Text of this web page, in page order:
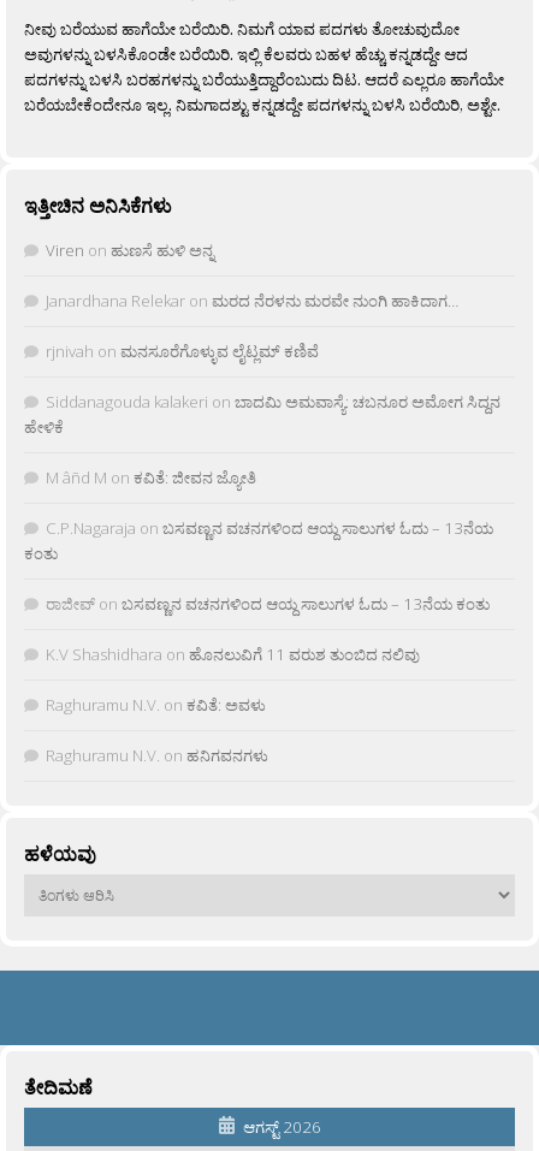
ನೀವು ಬರೆಯುವ ಹಾಗೆಯೇ ಬರೆಯಿರಿ. ನಿಮಗೆ ಯಾವ ಪದಗಳು ತೋಚುವುದೋ
ಅವುಗಳನ್ನು ಬಳಸಿಕೊಂಡೇ ಬರೆಯಿರಿ. ಇಲ್ಲಿ ಕೆಲವರು ಬಹಳ ಹೆಚ್ಚು ಕನ್ನಡದ್ದೇ ಆದ
ಪದಗಳನ್ನು ಬಳಸಿ ಬರಹಗಳನ್ನು ಬರೆಯುತ್ತಿದ್ದಾರೆಂಬುದು ದಿಟ. ಆದರೆ ಎಲ್ಲರೂ ಹಾಗೆಯೇ
ಬರೆಯಬೇಕೆಂದೇನೂ ಇಲ್ಲ. ನಿಮಗಾದಶ್ಟು ಕನ್ನಡದ್ದೇ ಪದಗಳನ್ನು ಬಳಸಿ ಬರೆಯಿರಿ, ಅಶ್ಟೇ.
ಇತ್ತೀಚಿನ ಅನಿಸಿಕೆಗಳು
Viren on ಹುಣಸೆ ಹುಳಿ ಅನ್ನ
Janardhana Relekar on ಮರದ ನೆರಳನು ಮರವೇ ನುಂಗಿ ಹಾಕಿದಾಗ…
rjnivah on ಮನಸೂರೆಗೊಳ್ಳುವ ಲೈಟ್ಲಮ್ ಕಣಿವೆ
Siddanagouda kalakeri on ಬಾದಮಿ ಅಮವಾಸ್ಯೆ: ಚಬನೂರ ಅಮೋಗ ಸಿದ್ದನ
ಹೇಳಿಕೆ
M âñd M on ಕವಿತೆ: ಜೀವನ ಜ್ಯೋತಿ
C.P.Nagaraja on ಬಸವಣ್ಣನ ವಚನಗಳಿಂದ ಆಯ್ದ ಸಾಲುಗಳ ಓದು – 13ನೆಯ
ಕಂತು
ರಾಜೀವ್ on ಬಸವಣ್ಣನ ವಚನಗಳಿಂದ ಆಯ್ದ ಸಾಲುಗಳ ಓದು – 13ನೆಯ ಕಂತು
K.V Shashidhara on ಹೊನಲುವಿಗೆ 11 ವರುಶ ತುಂಬಿದ ನಲಿವು
Raghuramu N.V. on ಕವಿತೆ: ಅವಳು
Raghuramu N.V. on ಹನಿಗವನಗಳು
ಹಳೆಯವು
ಹಳೆಯವು
ತೇದಿಮಣೆ
ಆಗಸ್ಟ್ 2026